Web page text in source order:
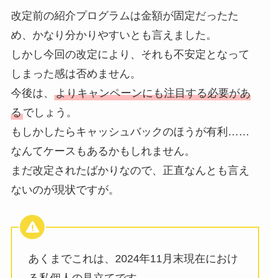
改定前の紹介プログラムは金額が固定だったた
め、かなり分かりやすいとも言えました。
しかし今回の改定により、それも不安定となって
しまった感は否めません。
今後は、 よりキャンペーンにも注目する必要があ
るでしょう。
もしかしたらキャッシュバックのほうが有利……
なんてケースもあるかもしれません。
まだ改定されたばかりなので、正直なんとも言え
ないのが現状ですが。
あくまでこれは、2024年11月末現在におけ